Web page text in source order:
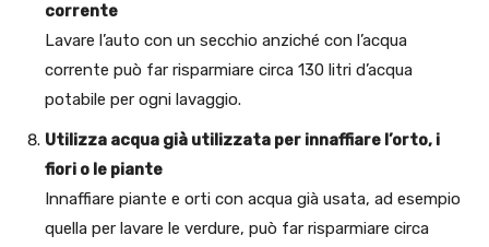
corrente
Lavare l’auto con un secchio anziché con l’acqua
corrente può far risparmiare circa 130 litri d’acqua
potabile per ogni lavaggio.
Utilizza acqua già utilizzata per innaffiare l’orto, i
fiori o le piante
Innaffiare piante e orti con acqua già usata, ad esempio
quella per lavare le verdure, può far risparmiare circa